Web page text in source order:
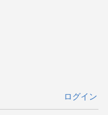
ログイン